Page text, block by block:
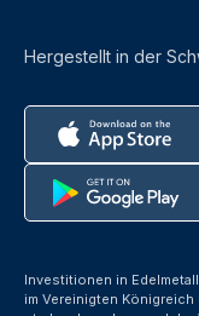
Hergestellt in der
Investitionen in
im Vereinigten